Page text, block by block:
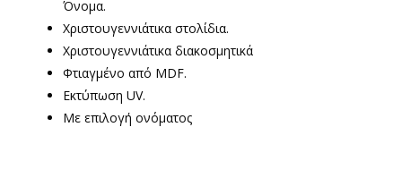
Όνομα.
Χριστουγεννιάτικα στολίδια.
Χριστουγεννιάτικα διακοσμητικά
Φτιαγμένο από MDF.
Εκτύπωση UV.
Με επιλογή ονόματος